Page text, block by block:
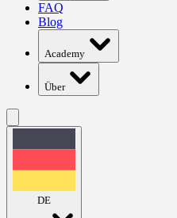
FAQ
Blog
Academy
Über
DE